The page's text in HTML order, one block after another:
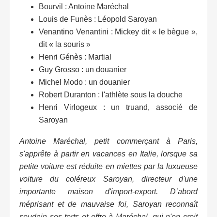
Bourvil : Antoine Maréchal
Louis de Funès : Léopold Saroyan
Venantino Venantini : Mickey dit « le bègue »,
dit « la souris »
Henri Génès : Martial
Guy Grosso : un douanier
Michel Modo : un douanier
Robert Duranton : l'athlète sous la douche
Henri Virlogeux : un truand, associé de
Saroyan
Antoine Maréchal, petit commerçant à Paris,
s'apprête à partir en vacances en Italie, lorsque sa
petite voiture est réduite en miettes par la luxueuse
voiture du coléreux Saroyan, directeur d'une
importante maison d'import-export. D’abord
méprisant et de mauvaise foi, Saroyan reconnaît